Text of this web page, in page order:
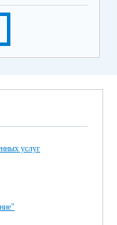
услуг